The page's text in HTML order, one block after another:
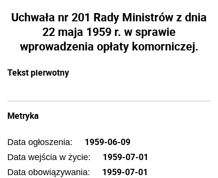
Uchwała nr 201 Rady Ministrów z dnia
22 maja 1959 r. w sprawie
wprowadzenia opłaty komorniczej.
Tekst pierwotny
Metryka
Data ogłoszenia: 1959-06-09
Data wejścia w życie: 1959-07-01
Data obowiązywania: 1959-07-01